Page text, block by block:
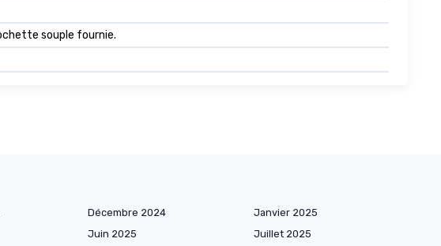
souple fournie.
Décembre 2024
Janvier 2025
Juin 2025
Juillet 2025